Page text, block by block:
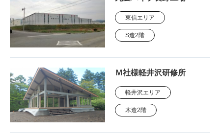
東信エリア
S造2階
Ｍ社様軽井沢研修所
軽井沢エリア
木造2階